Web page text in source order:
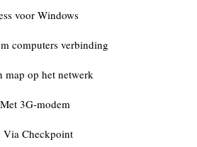
voor Windows
computers verbinding
map op het netwerk
3G-modem
Via Checkpoint